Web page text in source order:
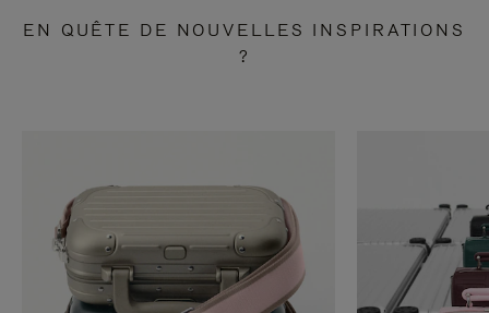
EN QUÊTE DE NOUVELLES INSPIRATIONS
?